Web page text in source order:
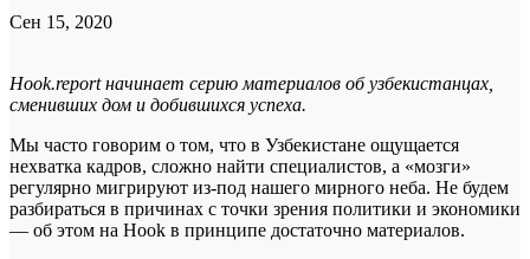
Сен 15, 2020
Hook.report начинает серию материалов об узбекистанцах,
сменивших дом и добившихся успеха.
Мы часто говорим о том, что в Узбекистане ощущается
нехватка кадров, сложно найти специалистов, а «мозги»
регулярно мигрируют из-под нашего мирного неба. Не будем
разбираться в причинах с точки зрения политики и экономики
— об этом на Hook в принципе достаточно материалов.